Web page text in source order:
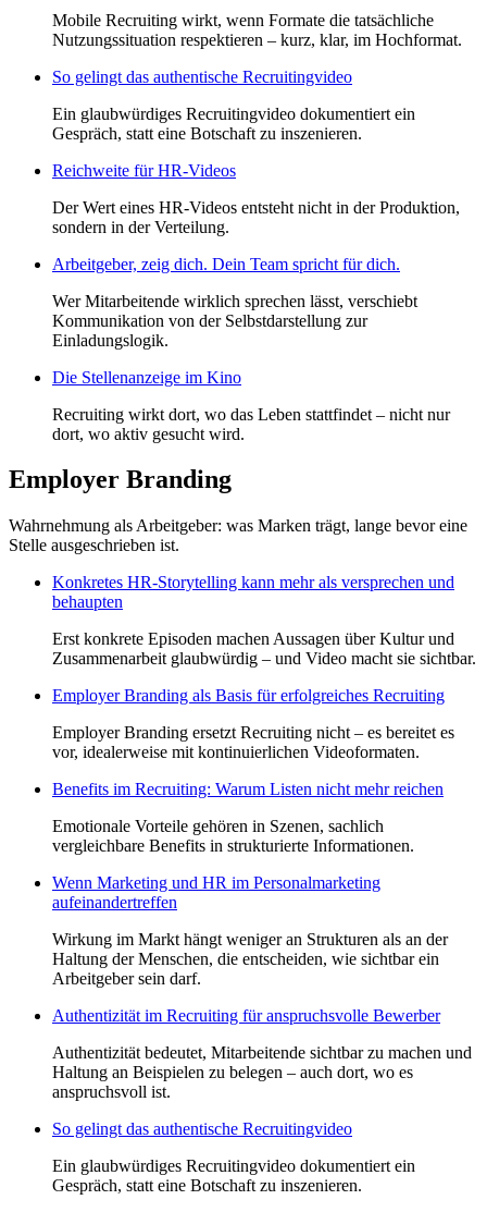
Mobile Recruiting wirkt, wenn Formate die tatsächliche
Nutzungssituation respektieren – kurz, klar, im Hochformat.
So gelingt das authentische Recruitingvideo
Ein glaubwürdiges Recruitingvideo dokumentiert ein
Gespräch, statt eine Botschaft zu inszenieren.
Reichweite für HR-Videos
Der Wert eines HR-Videos entsteht nicht in der Produktion,
sondern in der Verteilung.
Arbeitgeber, zeig dich. Dein Team spricht für dich.
Wer Mitarbeitende wirklich sprechen lässt, verschiebt
Kommunikation von der Selbstdarstellung zur
Einladungslogik.
Die Stellenanzeige im Kino
Recruiting wirkt dort, wo das Leben stattfindet – nicht nur
dort, wo aktiv gesucht wird.
Employer Branding
Wahrnehmung als Arbeitgeber: was Marken trägt, lange bevor eine
Stelle ausgeschrieben ist.
Konkretes HR-Storytelling kann mehr als versprechen und
behaupten
Erst konkrete Episoden machen Aussagen über Kultur und
Zusammenarbeit glaubwürdig – und Video macht sie sichtbar.
Employer Branding als Basis für erfolgreiches Recruiting
Employer Branding ersetzt Recruiting nicht – es bereitet es
vor, idealerweise mit kontinuierlichen Videoformaten.
Benefits im Recruiting: Warum Listen nicht mehr reichen
Emotionale Vorteile gehören in Szenen, sachlich
vergleichbare Benefits in strukturierte Informationen.
Wenn Marketing und HR im Personalmarketing
aufeinandertreffen
Wirkung im Markt hängt weniger an Strukturen als an der
Haltung der Menschen, die entscheiden, wie sichtbar ein
Arbeitgeber sein darf.
Authentizität im Recruiting für anspruchsvolle Bewerber
Authentizität bedeutet, Mitarbeitende sichtbar zu machen und
Haltung an Beispielen zu belegen – auch dort, wo es
anspruchsvoll ist.
So gelingt das authentische Recruitingvideo
Ein glaubwürdiges Recruitingvideo dokumentiert ein
Gespräch, statt eine Botschaft zu inszenieren.